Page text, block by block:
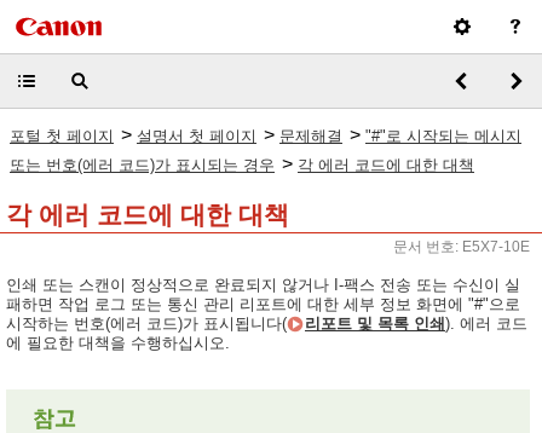
포털 첫 페이지 > 설명서 첫 페이지 > 문제해결 > "#"로 시작되는 메시지
또는 번호(에러 코드)가 표시되는 경우 > 각 에러 코드에 대한 대책
각 에러 코드에 대한 대책
문서 번호: E5X7-10E
인쇄 또는 스캔이 정상적으로 완료되지 않거나 I-팩스 전송 또는 수신이 실
패하면 작업 로그 또는 통신 관리 리포트에 대한 세부 정보 화면에 "#"으로
시작하는 번호(에러 코드)가 표시됩니다(
리포트 및 목록 인쇄). 에러 코드
에 필요한 대책을 수행하십시오.